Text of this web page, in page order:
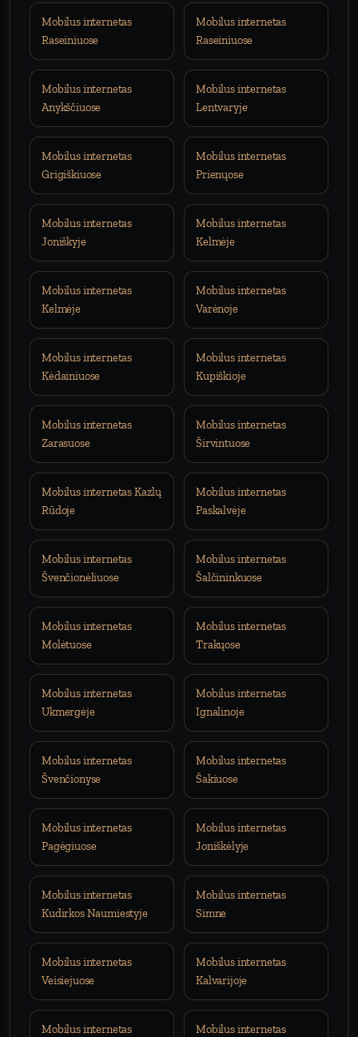
Mobilus internetas
Raseiniuose
Mobilus internetas
Raseiniuose
Mobilus internetas
Anykščiuose
Mobilus internetas
Lentvaryje
Mobilus internetas
Grigiškiuose
Mobilus internetas
Prienųose
Mobilus internetas
Joniškyje
Mobilus internetas
Kelmėje
Mobilus internetas
Kelmėje
Mobilus internetas
Varėnoje
Mobilus internetas
Kėdainiuose
Mobilus internetas
Kupiškioje
Mobilus internetas
Zarasuose
Mobilus internetas
Širvintuose
Mobilus internetas Kazlų
Rūdoje
Mobilus internetas
Paskalvėje
Mobilus internetas
Švenčionėliuose
Mobilus internetas
Šalčininkuose
Mobilus internetas
Molėtuose
Mobilus internetas
Trakųose
Mobilus internetas
Ukmergėje
Mobilus internetas
Ignalinoje
Mobilus internetas
Švenčionyse
Mobilus internetas
Šakiuose
Mobilus internetas
Pagėgiuose
Mobilus internetas
Joniškėlyje
Mobilus internetas
Kudirkos Naumiestyje
Mobilus internetas
Simne
Mobilus internetas
Veisiejuose
Mobilus internetas
Kalvarijoje
Mobilus internetas
Mobilus internetas